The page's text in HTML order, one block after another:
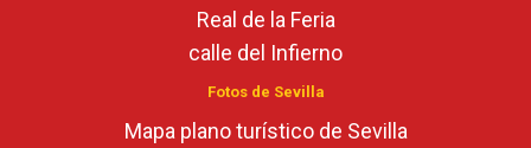
Real de la Feria
calle del Infierno
Fotos de Sevilla
Mapa plano turístico de Sevilla